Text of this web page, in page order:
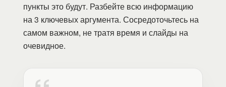
пункты это будут. Разбейте всю информацию
на 3 ключевых аргумента. Сосредоточьтесь на
самом важном, не тратя время и слайды на
очевидное.